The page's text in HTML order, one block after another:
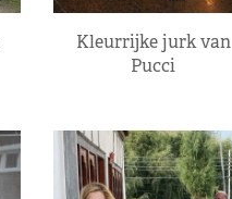
Kleurrijke jurk van
Pucci